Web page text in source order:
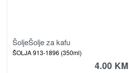
ŠoljeŠolje za kafu
ŠOLJA 913-1896 (350ml)
4.00 KM